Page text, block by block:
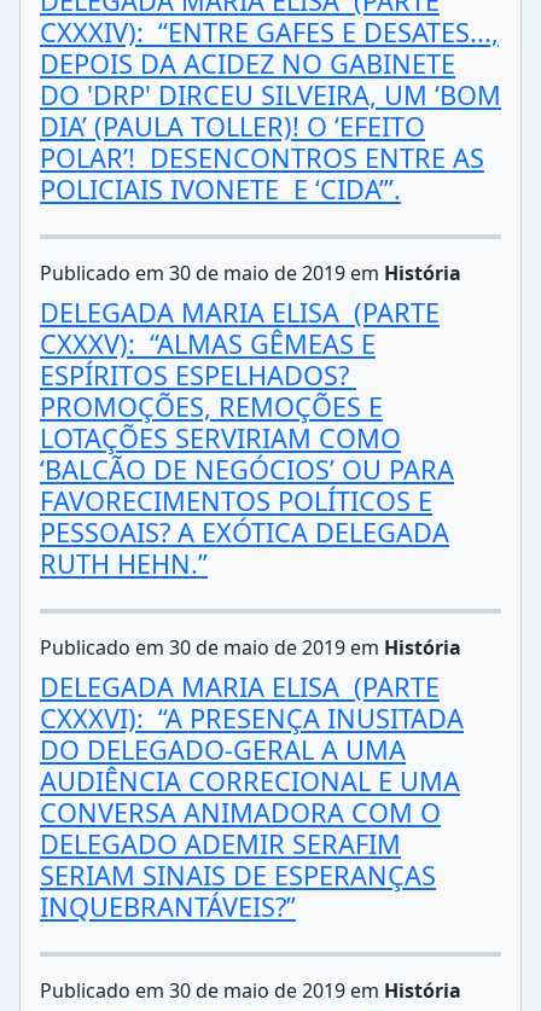
CXXXIV): “ENTRE GAFES E DESATES...,
DEPOIS DA ACIDEZ NO GABINETE
DO 'DRP' DIRCEU SILVEIRA, UM ‘BOM
DIA’ (PAULA TOLLER)! O ‘EFEITO
POLAR’! DESENCONTROS ENTRE AS
POLICIAIS IVONETE E ‘CIDA’”.
Publicado em 30 de maio de 2019 em História
DELEGADA MARIA ELISA (PARTE
CXXXV): “ALMAS GÊMEAS E
ESPÍRITOS ESPELHADOS?
PROMOÇÕES, REMOÇÕES E
LOTAÇÕES SERVIRIAM COMO
‘BALCÃO DE NEGÓCIOS’ OU PARA
FAVORECIMENTOS POLÍTICOS E
PESSOAIS? A EXÓTICA DELEGADA
RUTH HEHN.”
Publicado em 30 de maio de 2019 em História
DELEGADA MARIA ELISA (PARTE
CXXXVI): “A PRESENÇA INUSITADA
DO DELEGADO-GERAL A UMA
AUDIÊNCIA CORRECIONAL E UMA
CONVERSA ANIMADORA COM O
DELEGADO ADEMIR SERAFIM
SERIAM SINAIS DE ESPERANÇAS
INQUEBRANTÁVEIS?”
Publicado em 30 de maio de 2019 em História